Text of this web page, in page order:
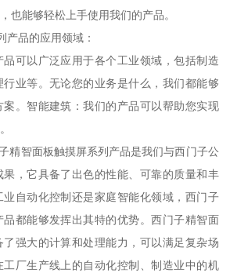
也能够轻松上手使用我们的产品。
产品的应用领域：
可以广泛应用于各个工业领域，包括制造
业等。无论您的业务是什么，我们都能够
。智能建筑：我们的产品可以帮助您实现
面板触摸屏系列产品是我们与西门子公
，它具备了出色的性能、可靠的质量和丰
自动化控制还是家庭智能化领域，西门子
都能够发挥出其特的优势。西门子精智面
强大的计算和处理能力，可以满足复杂场
厂生产线上的自动化控制、制造业中的机